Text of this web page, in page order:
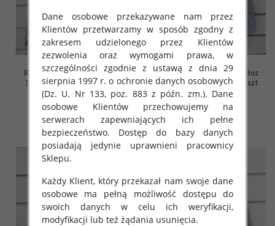
Rybaczki damskie jeansy Roz
XS-XL, 1 Kolor Paczka 10 szt
46.00 zł
szczegóły
Rybaczki damskie jeansy Roz
XS-XL, 1 Kolor Paczka 10 szt
46.00 zł
szczegóły
Dane osobowe przekazywane nam przez
Klientów przetwarzamy w sposób zgodny z
zakresem udzielonego przez Klientów
zezwolenia oraz wymogami prawa, w
szczególności zgodnie z ustawą z dnia 29
sierpnia 1997 r. o ochronie danych osobowych
(Dz. U. Nr 133, poz. 883 z późn. zm.). Dane
osobowe Klientów przechowujemy na
serwerach zapewniających ich pełne
bezpieczeństwo. Dostęp do bazy danych
posiadają jedynie uprawnieni pracownicy
Sklepu.
Każdy Klient, który przekazał nam swoje dane
osobowe ma pełną możliwość dostępu do
swoich danych w celu ich weryfikacji,
modyfikacji lub też żądania usunięcia.